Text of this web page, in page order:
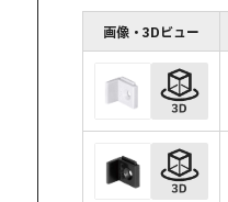
画像・3Dビュー